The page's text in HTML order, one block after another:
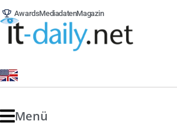
AwardsMediadatenMagazin
Menü